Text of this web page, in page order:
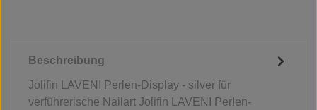
Beschreibung
Jolifin LAVENI Perlen-Display - silver für
verführerische Nailart Jolifin LAVENI Perlen-